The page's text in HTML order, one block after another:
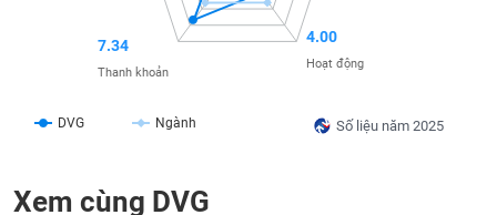
Số liệu năm 2025
DVG Ngành
4.00
Hoạt động
7.34
Thanh khoản
Xem cùng DVG